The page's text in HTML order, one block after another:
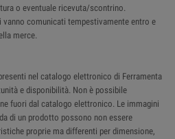
o eventuale ricevuta/scontrino.
comunicati tempestivamente entro e
merce.
nel catalogo elettronico di Ferramenta
e disponibilità. Non è possibile
fuori dal catalogo elettronico. Le immagini
di un prodotto possono non essere
proprie ma differenti per dimensione,